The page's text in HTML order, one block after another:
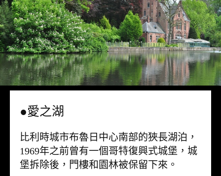
●愛之湖
比利時城市布魯日中心南部的狹長湖泊，
1969年之前曾有一個哥特復興式城堡，城
堡拆除後，門樓和園林被保留下來。